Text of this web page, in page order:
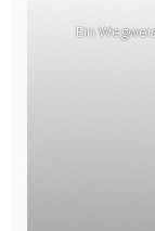
Ein